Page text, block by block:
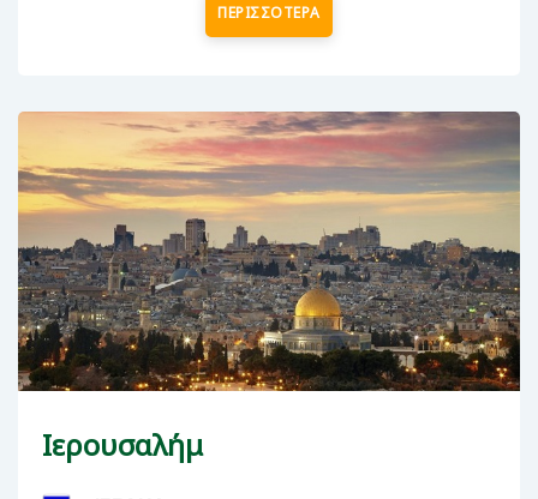
ΠΕΡΙΣΣΟΤΕΡΑ
Iερουσαλήμ